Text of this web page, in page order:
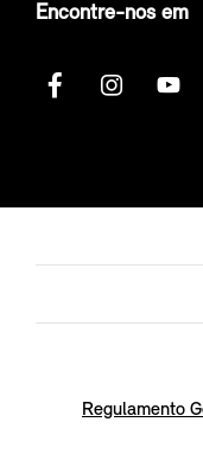
Encontre-nos em
Regulamento